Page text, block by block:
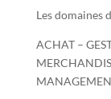
Les domaines
ACHAT –